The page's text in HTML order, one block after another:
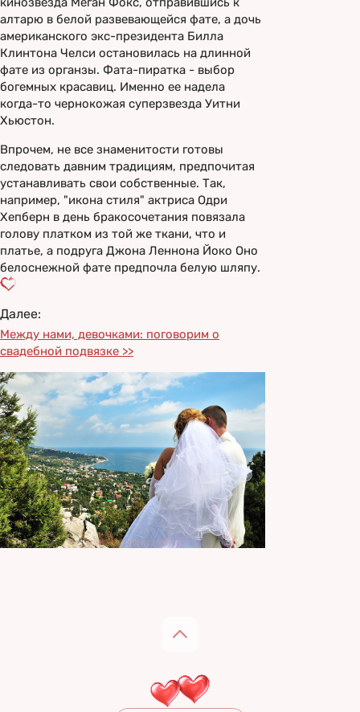
алтарю в белой развевающейся фате, а дочь
американского экс-президента Билла
Клинтона Челси остановилась на длинной
фате из органзы. Фата-пиратка - выбор
богемных красавиц. Именно ее надела
когда-то чернокожая суперзвезда Уитни
Хьюстон.
Впрочем, не все знаменитости готовы
следовать давним традициям, предпочитая
устанавливать свои собственные. Так,
например, "икона стиля" актриса Одри
Хепберн в день бракосочетания повязала
голову платком из той же ткани, что и
платье, а подруга Джона Леннона Йоко Оно
белоснежной фате предпочла белую шляпу.
Далее:
Между нами, девочками: поговорим о
свадебной подвязке >>